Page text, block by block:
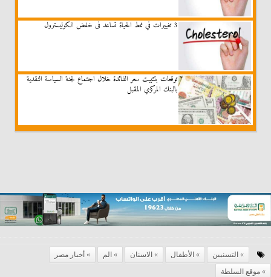
3 تغييرات في نمط الحياة تساعد فى خفض الكوليسترول
توقعات بتثبيت سعر الفائدة خلال اجتماع لجنة السياسة النقدية
بالبنك المركزي المقبل
التسنيين الأطفال الاسنان الم
أخبار مصر
موقع السلطة